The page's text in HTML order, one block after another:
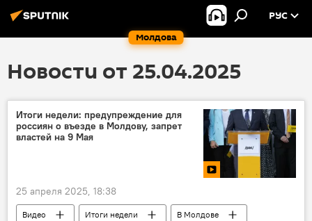
Молдова
РУС
Новости от 25.04.2025
Итоги недели: предупреждение для
россиян о въезде в Молдову, запрет
властей на 9 Мая
25 апреля 2025, 18:38
Видео Итоги недели
В Молдове